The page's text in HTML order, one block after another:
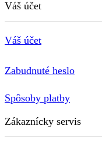
Váš účet
Váš účet
Zabudnuté heslo
Spôsoby platby
Zákaznícky servis